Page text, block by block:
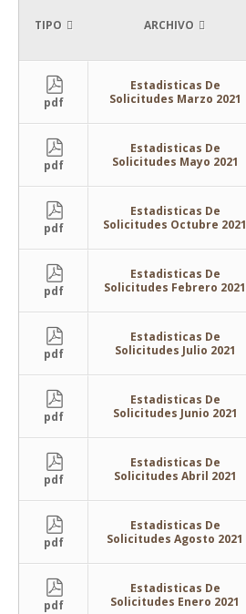
TIPO ARCHIVO
pdf
Estadisticas De
Solicitudes Marzo 2021
pdf
Estadisticas De
Solicitudes Mayo 2021
pdf
Estadisticas De
Solicitudes Octubre 2021
pdf
Estadisticas De
Solicitudes Febrero 2021
pdf
Estadisticas De
Solicitudes Julio 2021
pdf
Estadisticas De
Solicitudes Junio 2021
pdf
Estadisticas De
Solicitudes Abril 2021
pdf
Estadisticas De
Solicitudes Agosto 2021
pdf
Estadisticas De
Solicitudes Enero 2021